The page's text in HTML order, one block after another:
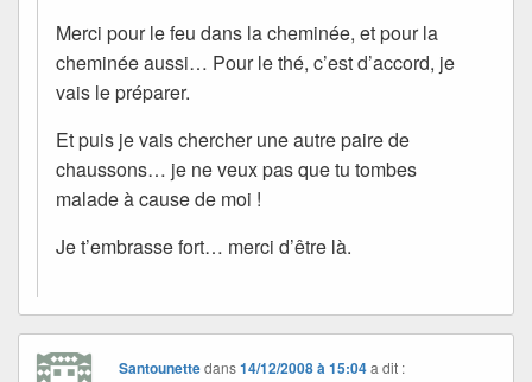
Merci pour le feu dans la cheminée, et pour la
cheminée aussi… Pour le thé, c’est d’accord, je
vais le préparer.
Et puis je vais chercher une autre paire de
chaussons… je ne veux pas que tu tombes
malade à cause de moi !
Je t’embrasse fort… merci d’être là.
Santounettedans14/12/2008 à 15:04 a dit :